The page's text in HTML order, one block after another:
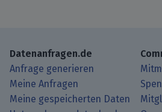
Datenanfragen.de
Anfrage generieren
Meine Anfragen
Meine gespeicherten Daten